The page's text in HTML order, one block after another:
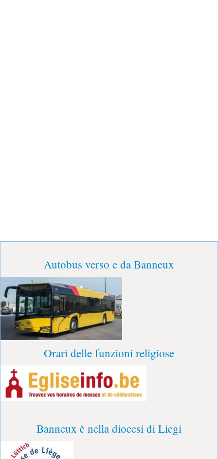
Autobus verso e da Banneux
Orari delle funzioni religiose
Banneux è nella diocesi di Liegi